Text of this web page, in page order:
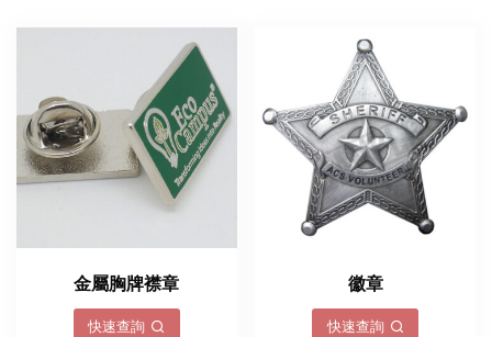
金屬胸牌襟章
快速查詢
徽章
快速查詢